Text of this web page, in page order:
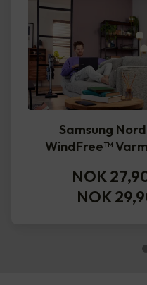
Samsung
WindFree™️
NOK
NOK